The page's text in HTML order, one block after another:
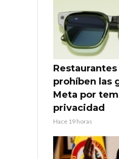
prohíben las
Meta por
privacidad
Hace 19 horas